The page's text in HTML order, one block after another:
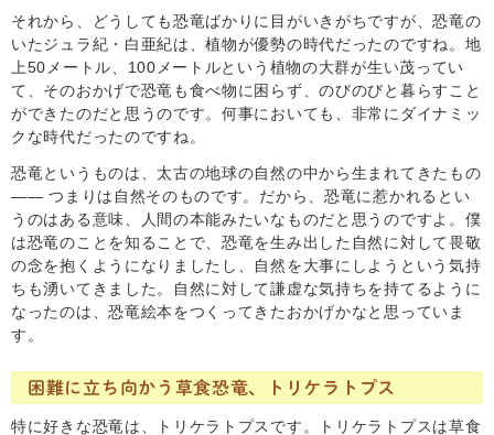
それから、どうしても恐竜ばかりに目がいきがちですが、恐竜の
いたジュラ紀・白亜紀は、植物が優勢の時代だったのですね。地
上50メートル、100メートルという植物の大群が生い茂ってい
て、そのおかげで恐竜も食べ物に困らず、のびのびと暮らすこと
ができたのだと思うのです。何事においても、非常にダイナミッ
クな時代だったのですね。
恐竜というものは、太古の地球の自然の中から生まれてきたもの
―― つまりは自然そのものです。だから、恐竜に惹かれるとい
うのはある意味、人間の本能みたいなものだと思うのですよ。僕
は恐竜のことを知ることで、恐竜を生み出した自然に対して畏敬
の念を抱くようになりましたし、自然を大事にしようという気持
ちも湧いてきました。自然に対して謙虚な気持ちを持てるように
なったのは、恐竜絵本をつくってきたおかげかなと思っていま
す。
困難に立ち向かう草食恐竜、トリケラトプス
特に好きな恐竜は、トリケラトプスです。トリケラトプスは草食